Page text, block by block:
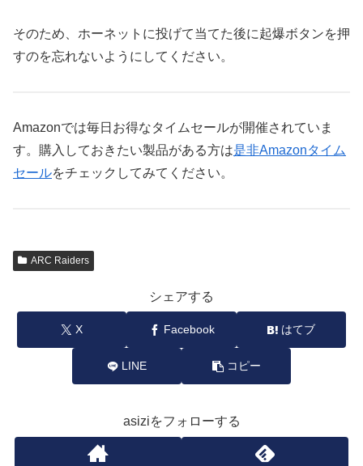
そのため、ホーネットに投げて当てた後に起爆ボタンを押
すのを忘れないようにしてください。
Amazonでは毎日お得なタイムセールが開催されていま
す。購入しておきたい製品がある方は是非Amazonタイム
セールをチェックしてみてください。
ARC Raiders
シェアする
X Facebook はてブ
LINE コピー
asiziをフォローする